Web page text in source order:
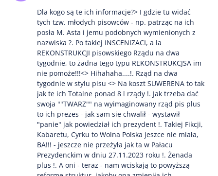
Dla kogo są te ich informacje?> I gdzie tu widać
tych tzw. młodych pisowców - np. patrząc na ich
posła M. Asta i jemu podobnych wymienionych z
nazwiska ?. Po takiej INSCENIZACI, a la
REKONSTRUKCJI pisowskiego Rządu na dwa
tygodnie, to żadna tego typu REKONSTRUKCJSA im
nie pomoże!!!<> Hihahaha....!. Rząd na dwa
tygodnie w stylu pisu <> Na koszt SUWERENA to tak
jak te ich Totalne ponad 8 l rządy !. Jak trzeba dać
swoja ""TWARZ"" na wyimaginowany rząd pis plus
to ich prezes - jak sam sie chwalił - wystawił
"panie" jak powiedział ich prezydent !. Takiej Fikcji,
Kabaretu, Cyrku to Wolna Polska jeszce nie miała,
BA!!! - jeszcze nie przeżyła jak ta w Pałacu
Prezydenckim w dniu 27.11.2023 roku !. Żenada
plus !. A oni - teraz - nam wciskają to powyższą